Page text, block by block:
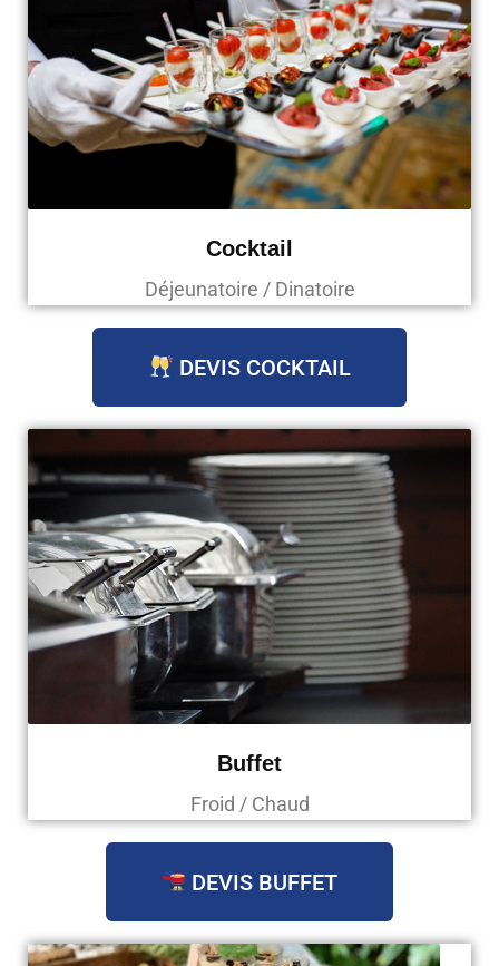
Cocktail
Déjeunatoire / Dinatoire
DEVIS COCKTAIL
Buffet
Froid / Chaud
DEVIS BUFFET